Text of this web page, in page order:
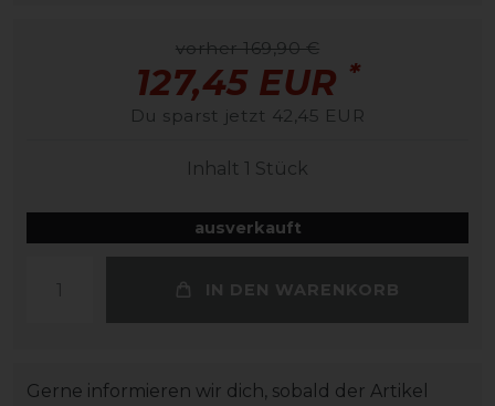
vorher 169,90 €
127,45 EUR *
Du sparst jetzt 42,45 EUR
Inhalt 1 Stück
ausverkauft
IN DEN WARENKORB
Gerne informieren wir dich, sobald der Artikel